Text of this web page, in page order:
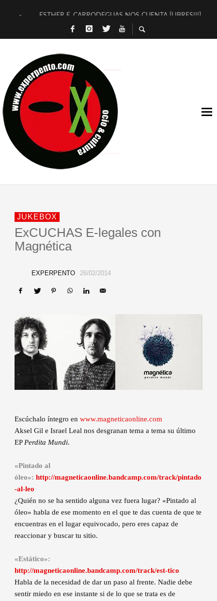
ESTHER F. CARRODEGUAS NOS CUENTA [LIBRES!!!]
[TERRA DE GUAPES] DE SANDRA MONFORT
TIMBRE 4, LA ESCUELA DEL DIRECTOR TEATRAL CLAUDIO
30 AÑOS (NO ES NADA) DE LA KATARSIS DEL TOMATAZO
MILITARES JUDÍAS EN #EXVITA
D’BALDOMEROS REINVENTAN [BITÁCORA 3.0] EN EXVITA
MARSHALL FLASH PRESENTA EN EXVITA [RELATIVA
JOFRE BARDAGÍ EN EXVITA INTERPRETANDO A SERRAT
JUKEBOX
ExCUCHAS E-legales con
Magnética
EXPERPENTO 26/02/2014
Escúchalo íntegro en www.magneticaonline.com
Aksel Gil e Israel Leal nos desgranan tema a tema su último
EPPerdita Mundi.
«Pintado al
óleo»: http://magneticaonline.bandcamp.com/track/pintado
-al-leo
¿Quién no se ha sentido alguna vez fuera lugar? «Pintado al
óleo» habla de ese momento en el que te das cuenta de que te
encuentras en el lugar equivocado, pero eres capaz de
reaccionar y buscar tu sitio.
«Estático»:
http://magneticaonline.bandcamp.com/track/est-tico
Habla de la necesidad de dar un paso al frente. Nadie debe
sentir miedo en ese instante si de lo que se trata es de